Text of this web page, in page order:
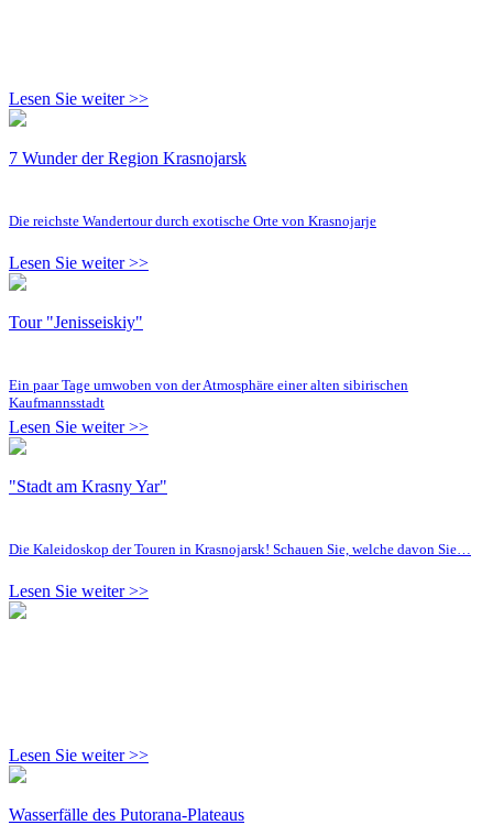
Lesen Sie weiter >>
7 Wunder der Region Krasnojarsk
Die reichste Wandertour durch exotische Orte von Krasnojarje
Lesen Sie weiter >>
Tour "Jenisseiskiy"
Ein paar Tage umwoben von der Atmosphäre einer alten sibirischen
Kaufmannsstadt
Lesen Sie weiter >>
"Stadt am Krasny Yar"
Die Kaleidoskop der Touren in Krasnojarsk! Schauen Sie, welche davon Sie…
Lesen Sie weiter >>
Lesen Sie weiter >>
Wasserfälle des Putorana-Plateaus